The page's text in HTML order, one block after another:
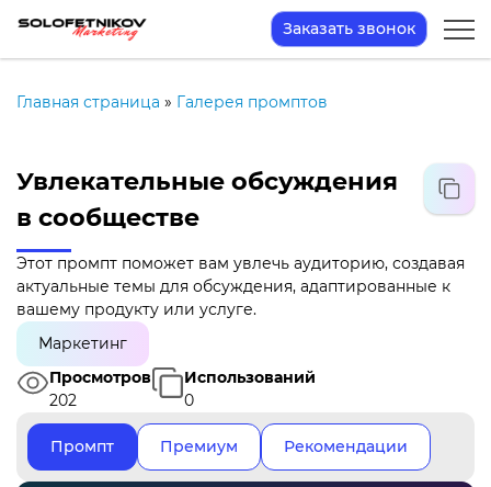
Заказать звонок
Главная страница » Галерея промптов
Увлекательные обсуждения
в сообществе
Этот промпт поможет вам увлечь аудиторию, создавая
актуальные темы для обсуждения, адаптированные к
вашему продукту или услуге.
Маркетинг
Просмотров
202
Использований
0
Промпт Премиум Рекомендации